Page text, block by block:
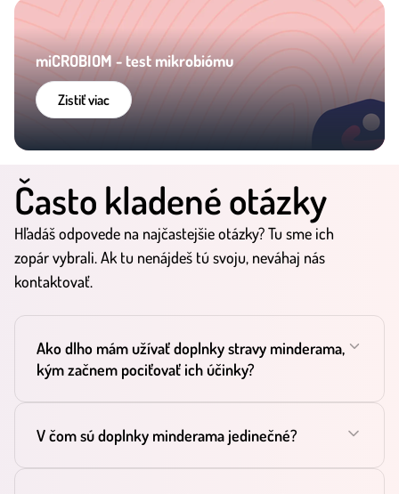
miCROBIOM - test mikrobiómu
Zistiť viac
Často kladené otázky
Hľadáš odpovede na najčastejšie otázky? Tu sme ich
zopár vybrali. Ak tu nenájdeš tú svoju, neváhaj nás
kontaktovať.
Ako dlho mám užívať doplnky stravy minderama,
kým začnem pociťovať ich účinky?
V čom sú doplnky minderama jedinečné?